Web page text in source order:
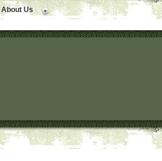
About Us